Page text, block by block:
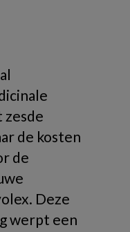
zesde
de kosten
de
Deze
werpt een